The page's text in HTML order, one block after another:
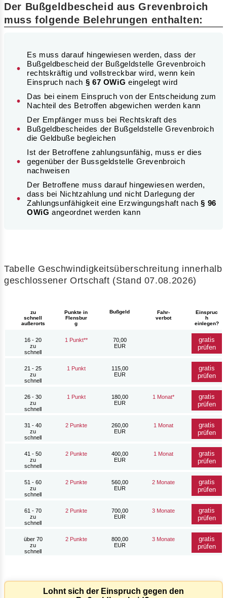
Der Bußgeldbescheid aus Grevenbroich
muss folgende Belehrungen enthalten:
Es muss darauf hingewiesen werden, dass der
Bußgeldbescheid der Bußgeldstelle Grevenbroich
rechtskräftig und vollstreckbar wird, wenn kein
Einspruch nach § 67 OWiG eingelegt wird
Das bei einem Einspruch von der Entscheidung zum
Nachteil des Betroffen abgewichen werden kann
Der Empfänger muss bei Rechtskraft des
Bußgeldbescheides der Bußgeldstelle Grevenbroich
die Geldbuße begleichen
Ist der Betroffene zahlungsunfähig, muss er dies
gegenüber der Bussgeldstelle Grevenbroich
nachweisen
Der Betroffene muss darauf hingewiesen werden,
dass bei Nichtzahlung und nicht Darlegung der
Zahlungsunfähigkeit eine Erzwingungshaft nach§ 96
OWiG angeordnet werden kann
Tabelle Geschwindigkeitsüberschreitung innerhalb
geschlossener Ortschaft (Stand 07.08.2026)
zu
schnell
außerorts
Punkte in
Flensbur
g
Bußgeld
Fahr-
verbot
Einspruc
h
einlegen?
16 - 20
zu
schnell
1 Punkt**
70,00
EUR
gratis
prüfen
21 - 25
zu
schnell
1 Punkt
115,00
EUR
gratis
prüfen
26 - 30
zu
schnell
1 Punkt
180,00
EUR
1 Monat*
gratis
prüfen
31 - 40
zu
schnell
2 Punkte
260,00
EUR
1 Monat
gratis
prüfen
41 - 50
zu
schnell
2 Punkte
400,00
EUR
1 Monat
gratis
prüfen
51 - 60
zu
schnell
2 Punkte
560,00
EUR
2 Monate
gratis
prüfen
61 - 70
zu
schnell
2 Punkte
700,00
EUR
3 Monate
gratis
prüfen
über 70
zu
schnell
2 Punkte
800,00
EUR
3 Monate
gratis
prüfen
Lohnt sich der Einspruch gegen den